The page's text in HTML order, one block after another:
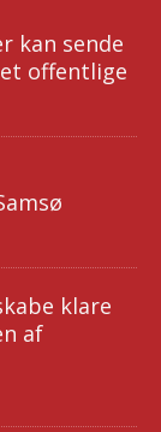
kan sende
offentlige
klare
af